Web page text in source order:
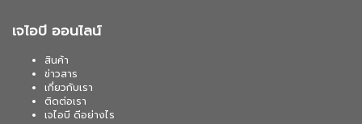
เจไอบี ออนไลน์
สินค้า
ข่าวสาร
เกี่ยวกับเรา
ติดต่อเรา
เจไอบี ดีอย่างไร